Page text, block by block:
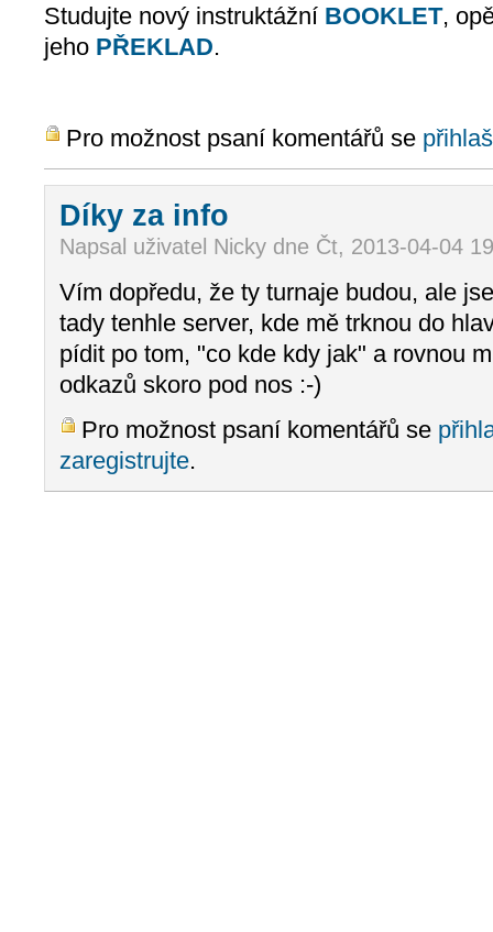
Studujte nový instruktážní BOOKLET,
jeho PŘEKLAD.
Pro možnost psaní komentářů se
Díky za info
Napsal uživatel Nicky dne Čt, 2013-04-04
Vím dopředu, že ty turnaje budou, ale
tady tenhle server, kde mě trknou do
pídit po tom, "co kde kdy jak" a rovnou
odkazů skoro pod nos :-)
Pro možnost psaní komentářů se
zaregistrujte.